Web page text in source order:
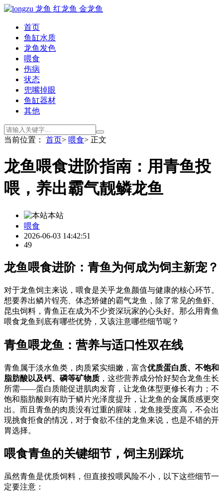
首页
鱼缸水质
龙鱼发色
喂食
伤病
状态
兜嘴掉眼
鱼缸器材
其他
当前位置： 首页> 喂食> 正文
龙鱼喂食进阶指南：用青鱼投
喂，养出霸气靓鳞龙鱼
本站
喂食
2026-06-03 14:42:51
49
龙鱼喂食进阶：青鱼为何成为饲主新宠？
对于龙鱼饲主来说，喂食是关乎龙鱼颜值与健康的核心环节。
想要养出鳞片锃亮、体态矫健的霸气龙鱼，除了常见的鱼虾、
昆虫饲料，青鱼正在成为不少资深玩家的心头好。那么用青鱼
喂食龙鱼到底有哪些优势，又该注意哪些细节呢？
青鱼喂龙鱼：营养与适口性双在线
青鱼属于淡水鱼类，肉质紧实细嫩，富含优质蛋白质、不饱和
脂肪酸以及钙、磷等矿物质 ，这些营养成分恰好契合龙鱼生长
所需——蛋白质能促进肌肉发育，让龙鱼体型更修长有力；不
饱和脂肪酸则有助于鳞片光泽度提升，让龙鱼的金属质感更突
出。而且青鱼的肉质没有过重的腥味，龙鱼接受度高，不会出
现挑食拒食的情况，对于食欲不佳的龙鱼来说，也是不错的开
胃选择。
喂食青鱼的关键细节，饲主别踩坑
虽然青鱼是优质饲料，但直接投喂风险不小，以下这些细节一
定要注意：